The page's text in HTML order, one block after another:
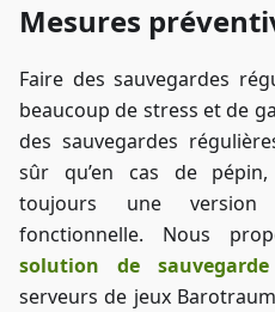
Mesures
Faire des sauvegardes
beaucoup de stress et de
des sauvegardes
sûr qu’en cas de
toujours une version
fonctionnelle. Nous
solution de sauvegarde
serveurs de jeux